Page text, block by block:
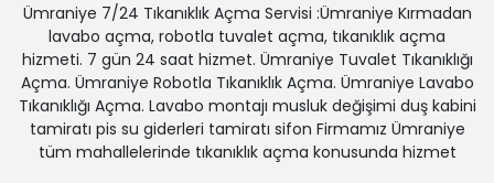
Ümraniye 7/24 Tıkanıklık Açma Servisi :Ümraniye Kırmadan
lavabo açma, robotla tuvalet açma, tıkanıklık açma
hizmeti. 7 gün 24 saat hizmet. Ümraniye Tuvalet Tıkanıklığı
Açma. Ümraniye Robotla Tıkanıklık Açma. Ümraniye Lavabo
Tıkanıklığı Açma. Lavabo montajı musluk değişimi duş kabini
tamiratı pis su giderleri tamiratı sifon Firmamız Ümraniye
tüm mahallelerinde tıkanıklık açma konusunda hizmet